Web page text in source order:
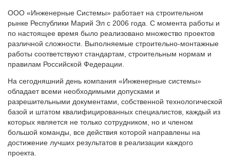
ООО «Инженерные Системы» работает на строительном
рынке Республики Марий Эл с 2006 года. С момента работы и
по настоящее время было реализовано множество проектов
различной сложности. Выполняемые строительно-монтажные
работы соответствуют стандартам, строительным нормам и
правилам Российской Федерации.
На сегодняшний день компания «Инженерные системы»
обладает всеми необходимыми допусками и
разрешительными документами, собственной технологической
базой и штатом квалифицированных специалистов, каждый из
которых является не только сотрудником, но и членом
большой команды, все действия которой направлены на
достижение лучших результатов в реализации каждого
проекта.